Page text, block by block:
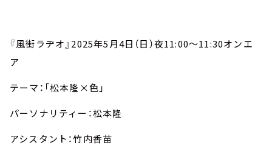
『風街ラヂオ』 2025年5月4日（日）夜11:00～11:30オンエ
ア
テーマ：「松本隆×色」
パーソナリティー：松本隆
アシスタント：竹内香苗